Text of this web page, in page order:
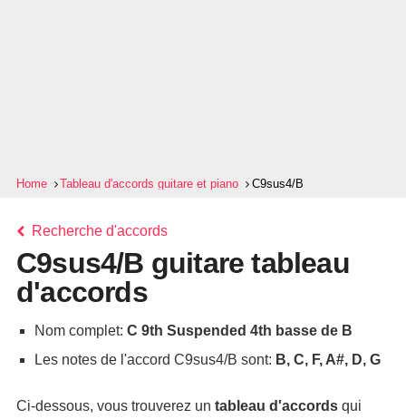
Home Tableau d'accords guitare et piano C9sus4/B
Recherche d'accords
C9sus4/B guitare tableau
d'accords
Nom complet: C 9th Suspended 4th basse de B
Les notes de l'accord C9sus4/B sont: B, C, F, A#, D, G
Ci-dessous, vous trouverez un tableau d'accordsqui